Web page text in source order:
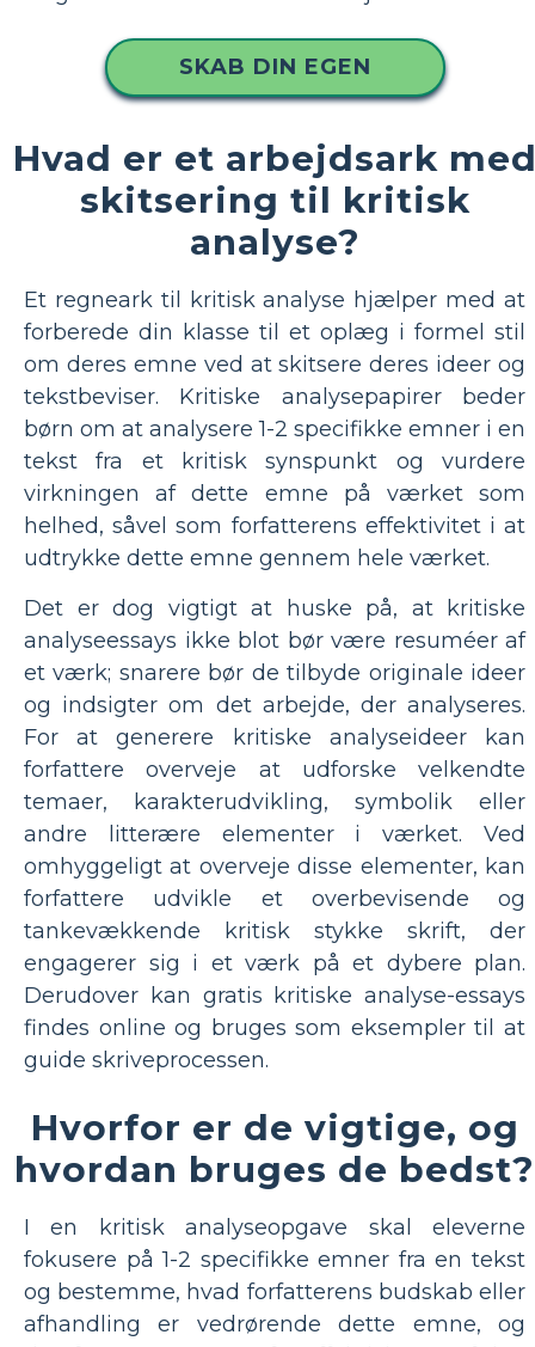
SKAB DIN EGEN
Hvad er et arbejdsark
skitsering til kritisk
analyse?
Et regneark til kritisk analyse hjælper med at
forberede din klasse til et oplæg i formel stil
om deres emne ved at skitsere deres ideer og
tekstbeviser. Kritiske analysepapirer beder
børn om at analysere 1-2 specifikke emner i en
tekst fra et kritisk synspunkt og vurdere
virkningen af dette emne på værket som
helhed, såvel som forfatterens effektivitet i at
udtrykke dette emne gennem hele værket.
Det er dog vigtigt at huske på, at kritiske
analyseessays ikke blot bør være resuméer af
et værk; snarere bør de tilbyde originale ideer
og indsigter om det arbejde, der analyseres.
For at generere kritiske analyseideer kan
forfattere overveje at udforske velkendte
temaer, karakterudvikling, symbolik eller
andre litterære elementer i værket. Ved
omhyggeligt at overveje disse elementer, kan
forfattere udvikle et overbevisende og
tankevækkende kritisk stykke skrift, der
engagerer sig i et værk på et dybere plan.
Derudover kan gratis kritiske analyse-essays
findes online og bruges som eksempler til at
guide skriveprocessen.
Hvorfor er de vigtige, og
hvordan bruges de bedst?
I en kritisk analyseopgave skal eleverne
fokusere på 1-2 specifikke emner fra en tekst
og bestemme, hvad forfatterens budskab eller
afhandling er vedrørende dette emne, og